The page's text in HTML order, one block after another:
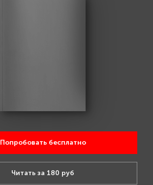
Попробовать бесплатно
Читать за 180 руб